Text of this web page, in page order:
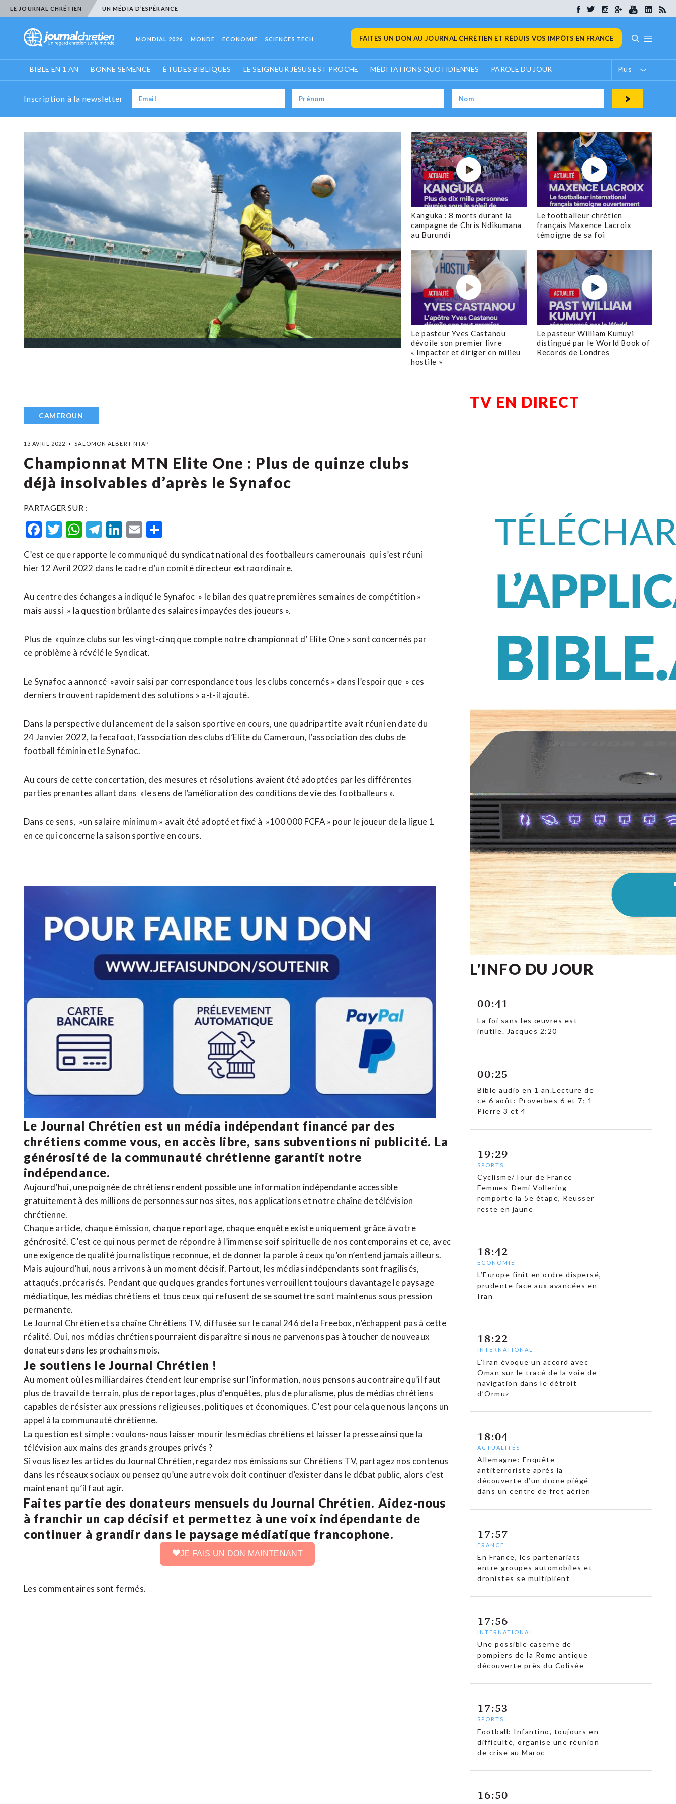
LE JOURNAL CHRÉTIEN UN MÉDIA D’ESPÉRANCE
MONDIAL 2026 MONDE ECONOMIE SCIENCES TECH FAITES UN DON AU JOURNAL CHRÉTIEN ET RÉDUIS VOS IMPÔTS EN FRANCE
BIBLE EN 1 AN BONNE SEMENCE ÉTUDES BIBLIQUES LE SEIGNEUR JÉSUS EST PROCHE MÉDITATIONS QUOTIDIENNES PAROLE DU JOUR Plus
Inscription à la newsletter
Kanguka : 8 morts durant la
campagne de Chris Ndikumana
au Burundi
Le footballeur chrétien
français Maxence Lacroix
témoigne de sa foi
Le pasteur Yves Castanou
dévoile son premier livre
« Impacter et diriger en milieu
hostile »
Le pasteur William Kumuyi
distingué par le World Book of
Records de Londres
CAMEROUN
13 AVRIL 2022 SALOMON ALBERT NTAP
Championnat MTN Elite One : Plus de quinze clubs
déjà insolvables d’après le Synafoc
PARTAGER SUR :
Facebook
Twitter
WhatsApp
Telegram
LinkedIn
Email
C’est ce que rapporte le communiqué du syndicat national des footballeurs camerounais qui s’est réuni
hier 12 Avril 2022 dans le cadre d’un comité directeur extraordinaire.
Au centre des échanges a indiqué le Synafoc » le bilan des quatre premières semaines de compétition »
mais aussi » la question brûlante des salaires impayées des joueurs ».
Plus de »quinze clubs sur les vingt-cinq que compte notre championnat d’ Elite One » sont concernés par
ce problème à révélé le Syndicat.
Le Synafoc a annoncé »avoir saisi par correspondance tous les clubs concernés » dans l’espoir que » ces
derniers trouvent rapidement des solutions » a-t-il ajouté.
Dans la perspective du lancement de la saison sportive en cours, une quadripartite avait réuni en date du
24 Janvier 2022, la fecafoot, l’association des clubs d’Elite du Cameroun, l’association des clubs de
football féminin et le Synafoc.
Au cours de cette concertation, des mesures et résolutions avaient été adoptées par les différentes
parties prenantes allant dans »le sens de l’amélioration des conditions de vie des footballeurs ».
Dans ce sens, »un salaire minimum » avait été adopté et fixé à »100 000 FCFA » pour le joueur de la ligue 1
en ce qui concerne la saison sportive en cours.
Le Journal Chrétien est un média indépendant financé par des
chrétiens comme vous, en accès libre, sans subventions ni publicité. La
générosité de la communauté chrétienne garantit notre
indépendance.
Aujourd’hui, une poignée de chrétiens rendent possible une information indépendante accessible
gratuitement à des millions de personnes sur nos sites, nos applications et notrechaîne de télévision
chrétienne.
Chaque article, chaque émission, chaque reportage, chaque enquête existe uniquement grâce à votre
générosité. C’est ce qui nous permet de répondre à l’immense soif spirituelle de nos contemporains et ce, avec
une exigence de qualité journalistique reconnue, et de donner la parole à ceux qu’on n’entend jamais ailleurs.
Mais aujourd’hui, nous arrivons à un moment décisif. Partout, les médias indépendants sont fragilisés,
attaqués, précarisés. Pendant que quelques grandes fortunes verrouillent toujours davantage le paysage
médiatique, les médias chrétiens et tous ceux qui refusent de se soumettre sont maintenus sous pression
permanente.
Le Journal Chrétien et sa chaîne Chrétiens TV, diffusée sur le canal 246 de la Freebox, n’échappent pas à cette
réalité. Oui, nos médias chrétiens pourraient disparaître si nous ne parvenons pas à toucher de nouveaux
donateurs dans les prochains mois.
Je soutiens le Journal Chrétien !
Au moment où les milliardaires étendent leur emprise sur l’information, nous pensons au contraire qu’il faut
plus de travail de terrain, plus de reportages, plus d’enquêtes, plus de pluralisme, plus de médias chrétiens
capables de résister aux pressions religieuses, politiques et économiques. C’est pour cela que nous lançons un
appel à la communauté chrétienne.
La question est simple : voulons-nous laisser mourir les médias chrétiens et laisser la presse ainsi que la
télévision aux mains des grands groupes privés ?
Si vous lisez les articles du Journal Chrétien, regardez nos émissions sur Chrétiens TV, partagez nos contenus
dans les réseaux sociaux ou pensez qu’une autre voix doit continuer d’exister dans le débat public, alors c’est
maintenant qu’il faut agir.
Faites partie des donateurs mensuels du Journal Chrétien. Aidez-nous
à franchir un cap décisif et permettez à une voix indépendante de
continuer à grandir dans le paysage médiatique francophone.
JE FAIS UN DON MAINTENANT
Les commentaires sont fermés.
TV EN DIRECT
L'INFO DU JOUR
00:41
La foi sans les œuvres est
inutile. Jacques 2:20
00:25
Bible audio en 1 an.Lecture de
ce 6 août: Proverbes 6 et 7; 1
Pierre 3 et 4
19:29
SPORTS
Cyclisme/Tour de France
Femmes-Demi Vollering
remporte la 5e étape, Reusser
reste en jaune
18:42
ECONOMIE
L’Europe finit en ordre dispersé,
prudente face aux avancées en
Iran
18:22
INTERNATIONAL
L’Iran évoque un accord avec
Oman sur le tracé de la voie de
navigation dans le détroit
d’Ormuz
18:04
ACTUALITÉS
Allemagne: Enquête
antiterroriste après la
découverte d’un drone piégé
dans un centre de fret aérien
17:57
FRANCE
En France, les partenariats
entre groupes automobiles et
dronistes se multiplient
17:56
INTERNATIONAL
Une possible caserne de
pompiers de la Rome antique
découverte près du Colisée
17:53
SPORTS
Football: Infantino, toujours en
difficulté, organise une réunion
de crise au Maroc
16:50